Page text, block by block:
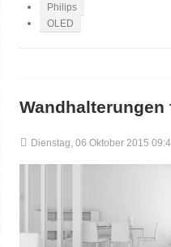
Philips
OLED
Wandhalterungen
Dienstag, 06 Oktober 2015